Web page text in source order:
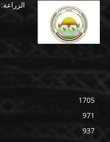
1705
971
937